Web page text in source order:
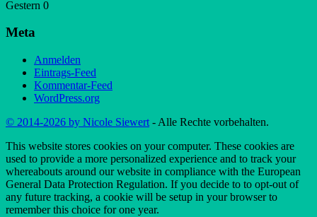
Gestern 0
Meta
Anmelden
Eintrags-Feed
Kommentar-Feed
WordPress.org
© 2014-2026 by Nicole Siewert - Alle Rechte vorbehalten.
This website stores cookies on your computer. These cookies are
used to provide a more personalized experience and to track your
whereabouts around our website in compliance with the European
General Data Protection Regulation. If you decide to to opt-out of
any future tracking, a cookie will be setup in your browser to
remember this choice for one year.